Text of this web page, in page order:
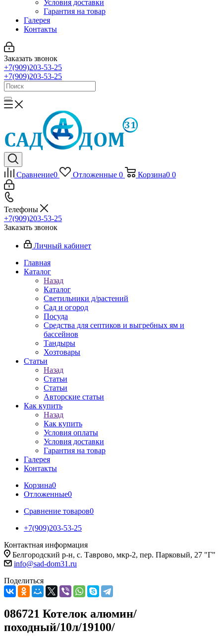
Условия доставки
Гарантия на товар
Галерея
Контакты
Заказать звонок
+7(909)203-53-25
+7(909)203-53-25
Сравнение0 Отложенные 0 Корзина0 0
Телефоны
+7(909)203-53-25
Заказать звонок
Личный кабинет
Главная
Каталог
Назад
Каталог
Светильники д/растений
Сад и огород
Посуда
Средства для септиков и выгребных ям и
бассейнов
Тандыры
Хозтовары
Статьи
Назад
Статьи
Статьи
Авторские статьи
Как купить
Назад
Как купить
Условия оплаты
Условия доставки
Гарантия на товар
Галерея
Контакты
Корзина0
Отложенные0
Сравнение товаров0
+7(909)203-53-25
Контактная информация
Белгородский р-н, с. Таврово, мкр-2, пер. Парковый, 27 "Г"
info@sad-dom31.ru
Поделиться
086721 Котелок алюмин/
походный/10л/19100/